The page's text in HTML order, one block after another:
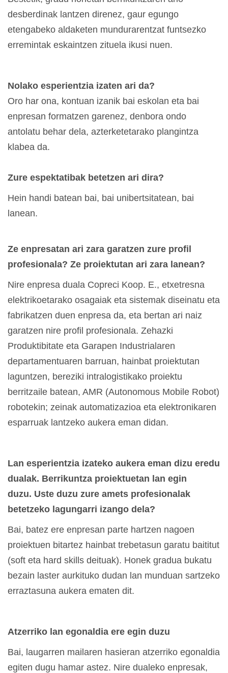
desberdinak lantzen direnez, gaur egungo
etengabeko aldaketen mundurarentzat funtsezko
erremintak eskaintzen zituela ikusi nuen.
Nolako esperientzia izaten ari da?
Oro har ona, kontuan izanik bai eskolan eta bai
enpresan formatzen garenez, denbora ondo
antolatu behar dela, azterketetarako plangintza
klabea da.
Zure espektatibak betetzen ari dira?
Hein handi batean bai, bai unibertsitatean, bai
lanean.
Ze enpresatan ari zara garatzen zure profil
profesionala? Ze proiektutan ari zara lanean?
Nire enpresa duala Copreci Koop. E., etxetresna
elektrikoetarako osagaiak eta sistemak diseinatu eta
fabrikatzen duen enpresa da, eta bertan ari naiz
garatzen nire profil profesionala. Zehazki
Produktibitate eta Garapen Industrialaren
departamentuaren barruan, hainbat proiektutan
laguntzen, bereziki intralogistikako proiektu
berritzaile batean, AMR (Autonomous Mobile Robot)
robotekin; zeinak automatizazioa eta elektronikaren
esparruak lantzeko aukera eman didan.
Lan esperientzia izateko aukera eman dizu eredu
dualak. Berrikuntza proiektuetan lan egin
duzu. Uste duzu zure amets profesionalak
betetzeko lagungarri izango dela?
Bai, batez ere enpresan parte hartzen nagoen
proiektuen bitartez hainbat trebetasun garatu baititut
(soft eta hard skills deituak). Honek gradua bukatu
bezain laster aurkituko dudan lan munduan sartzeko
erraztasuna aukera ematen dit.
Atzerriko lan egonaldia ere egin duzu
Bai, laugarren mailaren hasieran atzerriko egonaldia
egiten dugu hamar astez. Nire dualeko enpresak,